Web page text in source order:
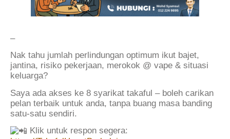
–
Nak tahu jumlah perlindungan optimum ikut bajet,
jantina, risiko pekerjaan, merokok @ vape & situasi
keluarga?
Saya ada akses ke 8 syarikat takaful – boleh carikan
pelan terbaik untuk anda, tanpa buang masa banding
satu-satu sendiri.
Klik untuk respon segera: